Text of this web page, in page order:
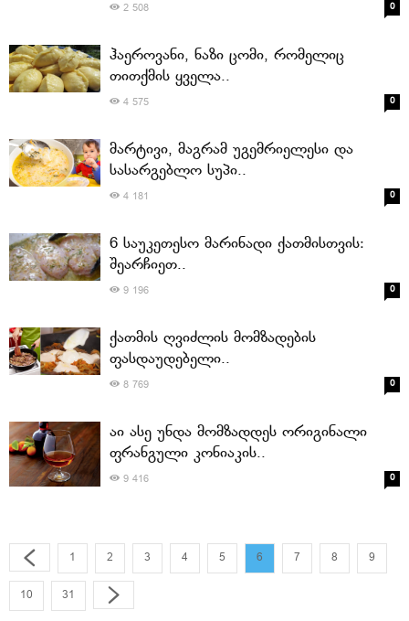
2 508 0
ჰაეროვანი, ნაზი ცომი, რომელიც
თითქმის ყველა..
4 575 0
მარტივი, მაგრამ უგემრიელესი და
სასარგებლო სუპი..
4 181 0
6 საუკეთესო მარინადი ქათმისთვის:
შეარჩიეთ..
9 196 0
ქათმის ღვიძლის მომზადების
ფასდაუდებელი..
8 769 0
აი ასე უნდა მომზადდეს ორიგინალი
ფრანგული კონიაკის..
9 416 0
1 2 3 4 5 6 7 8 9
10 31